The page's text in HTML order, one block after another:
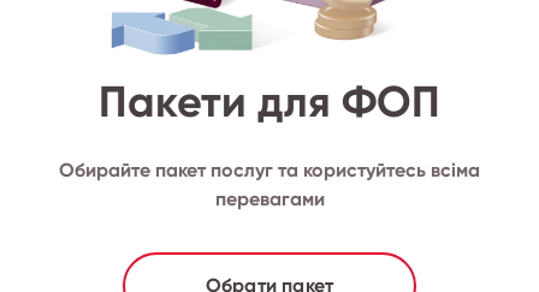
Пакети для ФОП
Обирайте пакет послуг та користуйтесь всіма
перевагами
Обрати пакет